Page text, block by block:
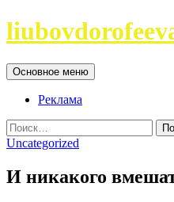
Перейти
к
Поиск
Основное меню
Реклама
Найти:
Uncategorized
И никакого